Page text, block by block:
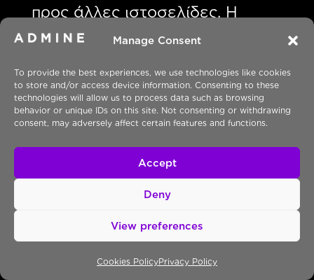
Manage Consent
To provide the best experiences, we use technologies like cookies
to store and/or access device information. Consenting to these
technologies will allow us to process data such as browsing
behavior or unique IDs on this site. Not consenting or withdrawing
consent, may adversely affect certain features and functions.
Accept
Deny
View preferences
Cookies PolicyPrivacy Policy
προς άλλες ιστοσελίδες. Η
παρούσα δήλωση περί
δεδομένων δεν ισχύει όσον
αφορά στην πρόσβαση του
χρήστη σε άλλες ιστοσελίδες.
Σας ενημερώνουμε ότι αυτή η
πολιτική ενδέχεται να αλλάξει
κατά περιόδους. Οι αλλαγές θα
οποιαδήποτε τροποποίηση της
παρούσας πολιτικής, θα σας